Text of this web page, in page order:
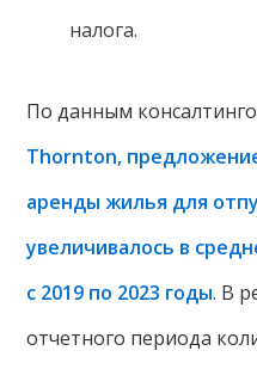
налога.
По данным
Thornton,
аренды жилья для
увеличивалось в
с 2019 по 2023 годы. В
отчетного периода